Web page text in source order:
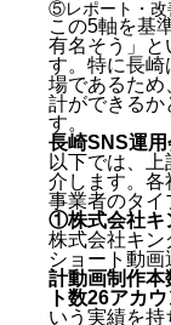
⑤レポート・改
この5軸を基
有名そう」と
す。特に長崎
場であるため
計ができるか
す。
長崎SNS運用
以下では、
介します。各
事業者のタイ
①株式会社キ
株式会社キン
ショート動画
計動画制作本
ト数26アカ
いう実績を持